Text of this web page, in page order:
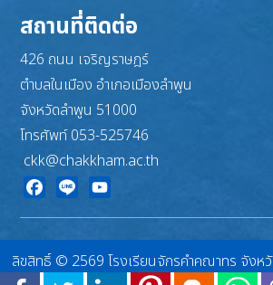
สถานที่ติดต่อ
426 ถนน เจริญราษฎร์
ตำบลในเมือง อำเภอเมืองลำพูน
จังหวัดลำพูน 51000
โทรศัพท์ 053-525746
ckk@chakkham.ac.th
ลิขสิทธิ์ © 2569 โรงเรียนจักรคำคณาทร จังห